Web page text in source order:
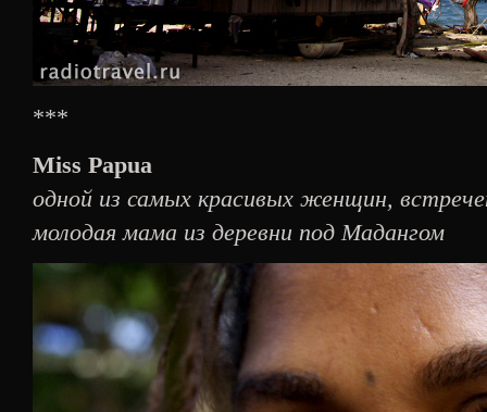
***
Miss Papua
одной из самых красивых женщин,
молодая мама из деревни под Мадангом